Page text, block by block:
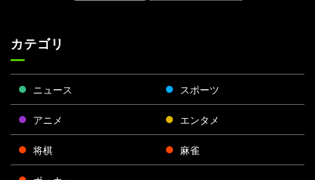
カテゴリ
ニュース スポーツ
アニメ エンタメ
将棋 麻雀